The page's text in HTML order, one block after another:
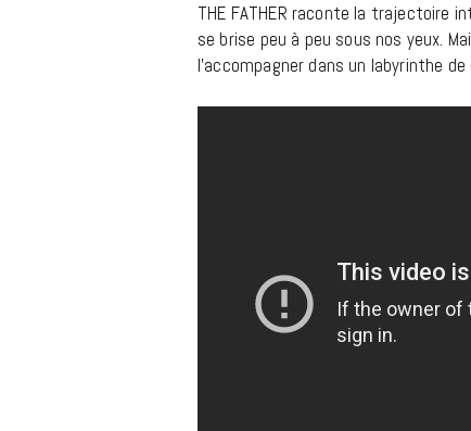
THE FATHER raconte la trajectoire
se brise peu à peu sous nos yeux.
l’accompagner dans un labyrinthe